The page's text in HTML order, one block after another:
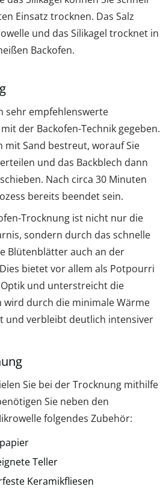
Einsatz trocknen. Das Salz
und das Silikagel trocknet in
Backofen.
sehr empfehlenswerte
der Backofen-Technik gegeben.
mit Sand bestreut, worauf Sie
und das Backblech dann
Nach circa 30 Minuten
bereits beendet sein.
Trocknung ist nicht nur die
sondern durch das schnelle
Blütenblätter auch an der
bietet vor allem als Potpourri
und unterstreicht die
durch die minimale Wärme
und verbleibt deutlich intensiver
Sie bei der Trocknung mithilfe
Sie neben den
folgendes Zubehör:
Teller
Keramikfliesen